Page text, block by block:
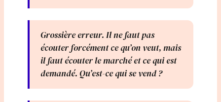
Grossière erreur. Il ne faut pas
écouter forcément ce qu’on veut, mais
il faut écouter le marché et ce qui est
demandé. Qu’est-ce qui se vend ?